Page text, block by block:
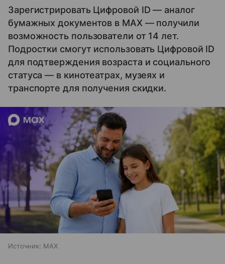
Зарегистрировать Цифровой ID — аналог
бумажных документов в MAX — получили
возможность пользователи от 14 лет.
Подростки смогут использовать Цифровой ID
для подтверждения возраста и социального
статуса — в кинотеатрах, музеях и
транспорте для получения скидки.
Источник: MAX